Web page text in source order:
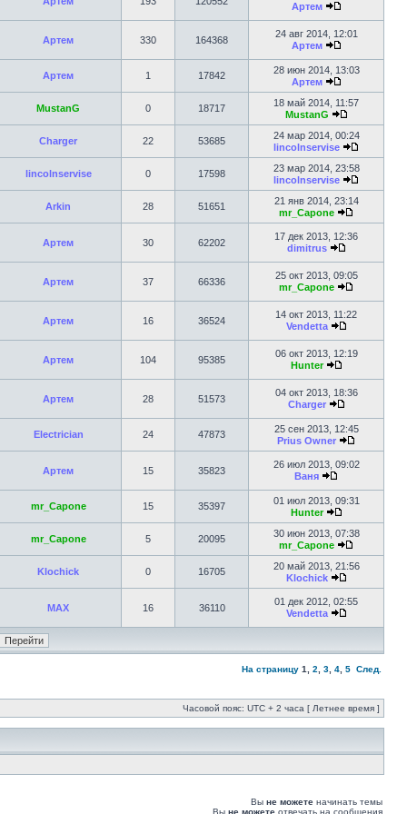
Артем
Артем 330 164368
24 авг 2014, 12:01
Артем
Артем 1 17842
28 июн 2014, 13:03
Артем
MustanG 0 18717
18 май 2014, 11:57
MustanG
Charger 22 53685
24 мар 2014, 00:24
lincolnservise
lincolnservise 0 17598
23 мар 2014, 23:58
lincolnservise
Arkin 28 51651
21 янв 2014, 23:14
mr_Capone
Артем 30 62202
17 дек 2013, 12:36
dimitrus
Артем 37 66336
25 окт 2013, 09:05
mr_Capone
Артем 16 36524
14 окт 2013, 11:22
Vendetta
Артем 104 95385
06 окт 2013, 12:19
Hunter
Артем 28 51573
04 окт 2013, 18:36
Charger
Electrician 24 47873
25 сен 2013, 12:45
Prius Owner
Артем 15 35823
26 июл 2013, 09:02
Ваня
mr_Capone 15 35397
01 июл 2013, 09:31
Hunter
mr_Capone 5 20095
30 июн 2013, 07:38
mr_Capone
Klochick 0 16705
20 май 2013, 21:56
Klochick
MAX 16 36110
01 дек 2012, 02:55
Vendetta
На страницу 1 2 3 4 5 След.
Часовой пояс: UTC + 2 часа [ Летнее время ]
Вы не можете начинать темы
Вы не можете отвечать на сообщения